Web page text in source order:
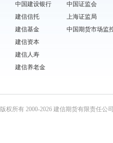
中国建设银行
建信信托
建信基金
建信资本
建信人寿
建信养老金
中国证监会
上海证监局
中国期货市场监
版权所有 2000-2026 建信期货有限责任公